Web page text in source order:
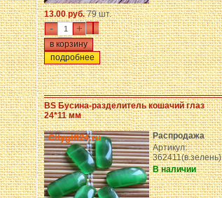
13.00 руб.79 шт.
- +
подробнее
BS Бусина-разделитель кошачий глаз
24*11 мм
Распродажа
Артикул:
362411(в.зелень)
В наличии